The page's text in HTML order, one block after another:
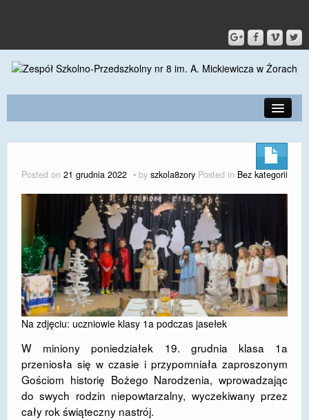
KONTAKT
DLA RODZICÓW I UCZNIÓW
DLA PRACOWNIKÓW
GALERIA
SPORT
DOSTĘPNOŚĆ
POLITYKA PRYWATNOŚCI
RODO
EGZAMIN ÓSMOKLASISTY
Posted on 21 grudnia 2022 by szkola8zory Posted in Bez kategorii
Na zdjęciu: uczniowie klasy 1a podczas jasełek
W miniony poniedziałek 19. grudnia klasa 1a
przeniosła się w czasie i przypomniała zaproszonym
Gościom historię Bożego Narodzenia, wprowadzając
do swych rodzin niepowtarzalny, wyczekiwany przez
cały rok świąteczny nastrój.